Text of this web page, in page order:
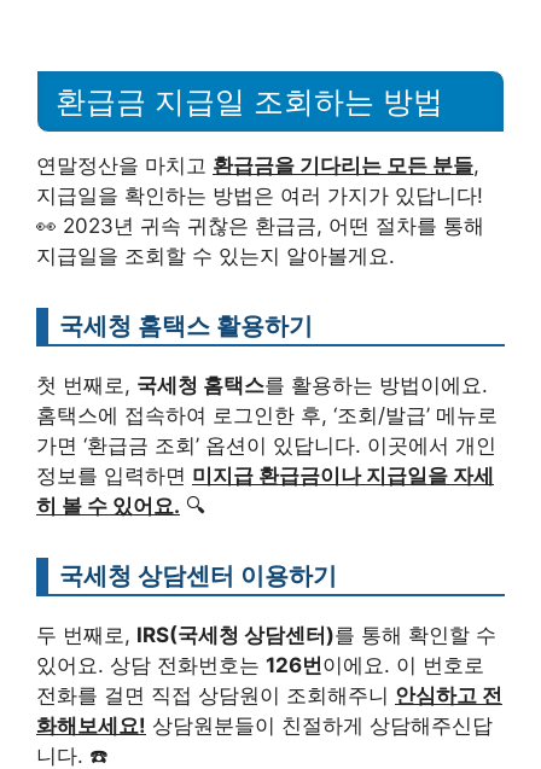
환급금 지급일 조회하는 방법
연말정산을 마치고 환급금을 기다리는 모든 분들,
지급일을 확인하는 방법은 여러 가지가 있답니다!
👀 2023년 귀속 귀찮은 환급금, 어떤 절차를 통해
지급일을 조회할 수 있는지 알아볼게요.
국세청 홈택스 활용하기
첫 번째로, 국세청 홈택스를 활용하는 방법이에요.
홈택스에 접속하여 로그인한 후, ‘조회/발급’ 메뉴로
가면 ‘환급금 조회’ 옵션이 있답니다. 이곳에서 개인
정보를 입력하면 미지급 환급금이나 지급일을 자세
히 볼 수 있어요. 🔍
국세청 상담센터 이용하기
두 번째로, IRS(국세청 상담센터)를 통해 확인할 수
있어요. 상담 전화번호는 126번이에요. 이 번호로
전화를 걸면 직접 상담원이 조회해주니 안심하고 전
화해보세요! 상담원분들이 친절하게 상담해주신답
니다. ☎️